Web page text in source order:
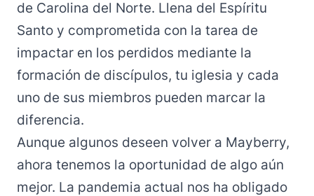
de Carolina del Norte. Llena del Espíritu
Santo y comprometida con la tarea de
impactar en los perdidos mediante la
formación de discípulos, tu iglesia y cada
uno de sus miembros pueden marcar la
diferencia.
Aunque algunos deseen volver a Mayberry,
ahora tenemos la oportunidad de algo aún
mejor. La pandemia actual nos ha obligado